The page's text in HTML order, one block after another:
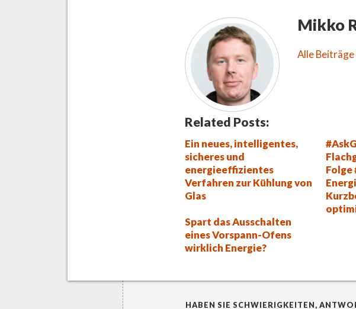
Mikko
Alle
Related Posts:
Ein neues, intelligentes,
sicheres und
energieeffizientes
Verfahren zur Kühlung von
Glas
Folge
Spart das Ausschalten
eines Vorspann-Ofens
wirklich Energie?
HABEN SIE SCHWIERIGKEITEN,